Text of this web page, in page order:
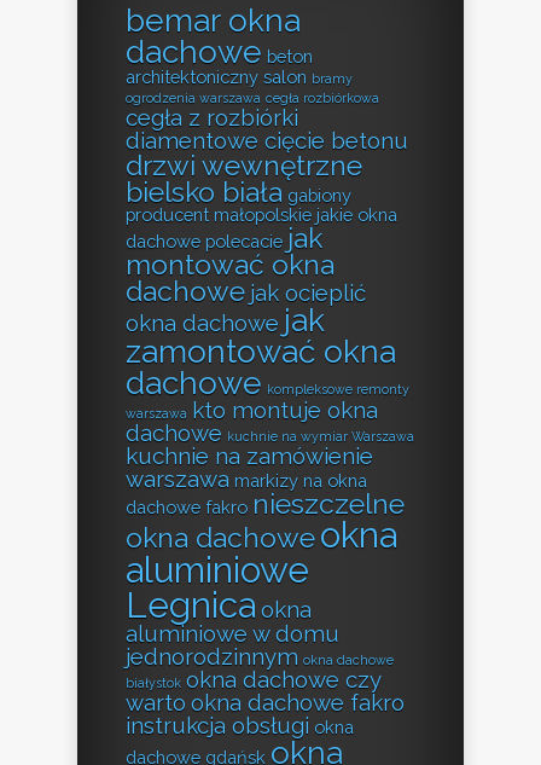
bemar okna
dachowe beton
architektoniczny salon bramy
ogrodzenia warszawa cegła rozbiórkowa
cegła z rozbiórki
diamentowe cięcie betonu
drzwi wewnętrzne
bielsko biała gabiony
producent małopolskie jakie okna
dachowe polecacie jak
montować okna
dachowe jak ocieplić
okna dachowe jak
zamontować okna
dachowe kompleksowe remonty
warszawa kto montuje okna
dachowe kuchnie na wymiar Warszawa
kuchnie na zamówienie
warszawa markizy na okna
dachowe fakro nieszczelne
okna dachoweokna
aluminiowe
Legnica okna
aluminiowe w domu
jednorodzinnym okna dachowe
białystok okna dachowe czy
warto okna dachowe fakro
instrukcja obsługi okna
dachowe gdańsk okna